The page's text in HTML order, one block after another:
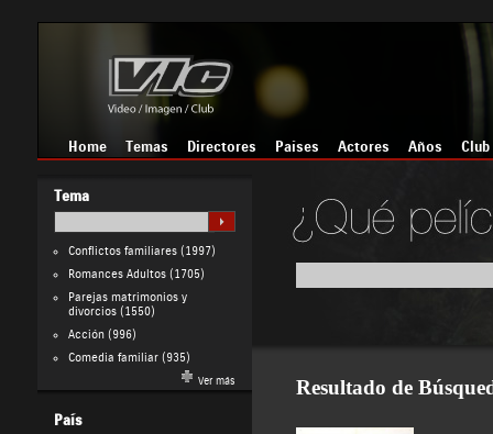
Home Temas Directores Países Actores Años Club
Tema
Conflictos familiares(1997)
Romances Adultos(1705)
Parejas matrimonios y
divorcios(1550)
Acción(996)
Comedia familiar(935)
Ver más
País
Resultado de